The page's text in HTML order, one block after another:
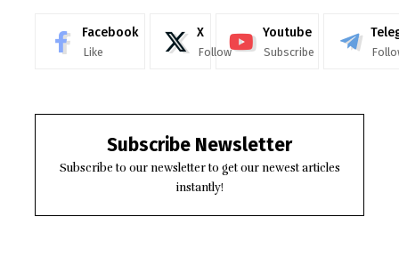
Facebook
Like
X
Follow
Youtube
Subscribe
Subscribe Newsletter
Subscribe to our newsletter to get our newest articles
instantly!